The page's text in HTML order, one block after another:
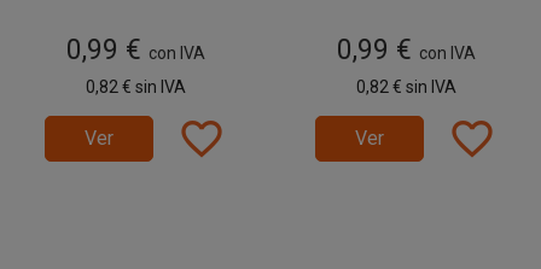
0,99 € con IVA
0,82 € sin IVA
Ver favorite_border
0,99 € con IVA
0,82 € sin IVA
Ver favorite_border